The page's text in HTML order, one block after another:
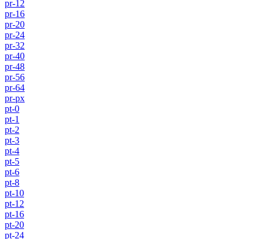
pr-12
pr-16
pr-20
pr-24
pr-32
pr-40
pr-48
pr-56
pr-64
pr-px
pt-0
pt-1
pt-2
pt-3
pt-4
pt-5
pt-6
pt-8
pt-10
pt-12
pt-16
pt-20
pt-24